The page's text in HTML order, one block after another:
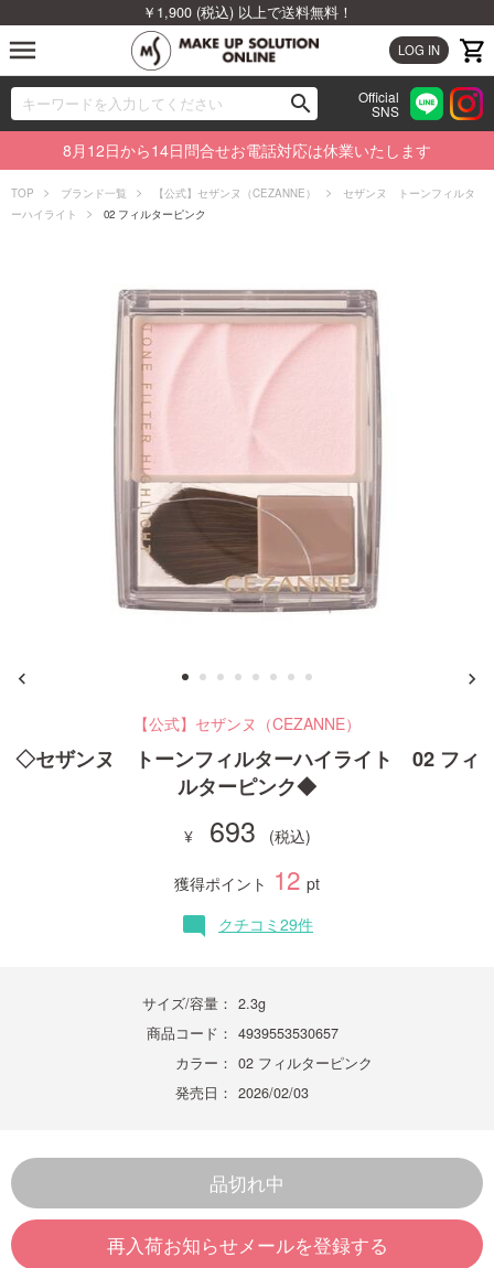
￥1,900 (税込) 以上で送料無料！
LOG IN
menu
search
00
Official
SNS
ブランドから探す
カテゴリから探す
ランキングから探す
特集から探す
ビューティジャーナルから探す
ご利用ガイド
お問い合わせ
8月12日から14日問合せお電話対応は休業いたします
TOP ブランド一覧 【公式】セザンヌ（CEZANNE）
セザンヌ トーンフィルタ
ーハイライト
02 フィルターピンク
【公式】セザンヌ（CEZANNE）
◇セザンヌ トーンフィルターハイライト 02 フィ
ルターピンク◆
693
獲得ポイント 12 pt
mode_comment クチコミ29件
サイズ/容量： 2.3g
商品コード： 4939553530657
カラー： 02 フィルターピンク
発売日： 2026/02/03
品切れ中
再入荷お知らせメールを登録する